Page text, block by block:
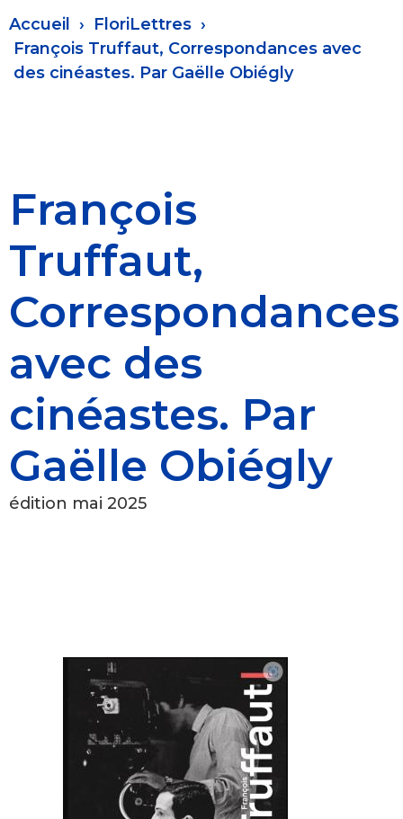
Fil
d'Ariane
Accueil
FloriLettres
François Truffaut, Correspondances avec
des cinéastes. Par Gaëlle Obiégly
François
Truffaut,
Correspondances
avec des
cinéastes. Par
Gaëlle Obiégly
édition mai 2025